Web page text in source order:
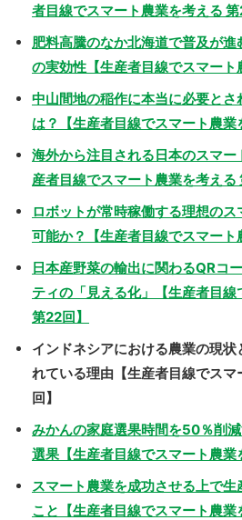
者目線でスマート農業を考える 第
肥料高騰のなか北海道で普及が進
の実効性【生産者目線でスマート
中山間地の稲作に本当に必要とさ
は？【生産者目線でスマート農業
海外から注目される日本のスマ
産者目線でスマート農業を考える
ロボットが常時稼働する理想の
可能か？【生産者目線でスマート
日本産野菜の輸出に関わるQRコ
ティの「見える化」【生産者目
第22回】
インドネシアにおける農業の現
れている理由【生産者目線でスマ
回】
みかんの家庭選果時間を50％削
選果【生産者目線でスマート農業
スマート農業を成功させる上で
こと【生産者目線でスマート農業